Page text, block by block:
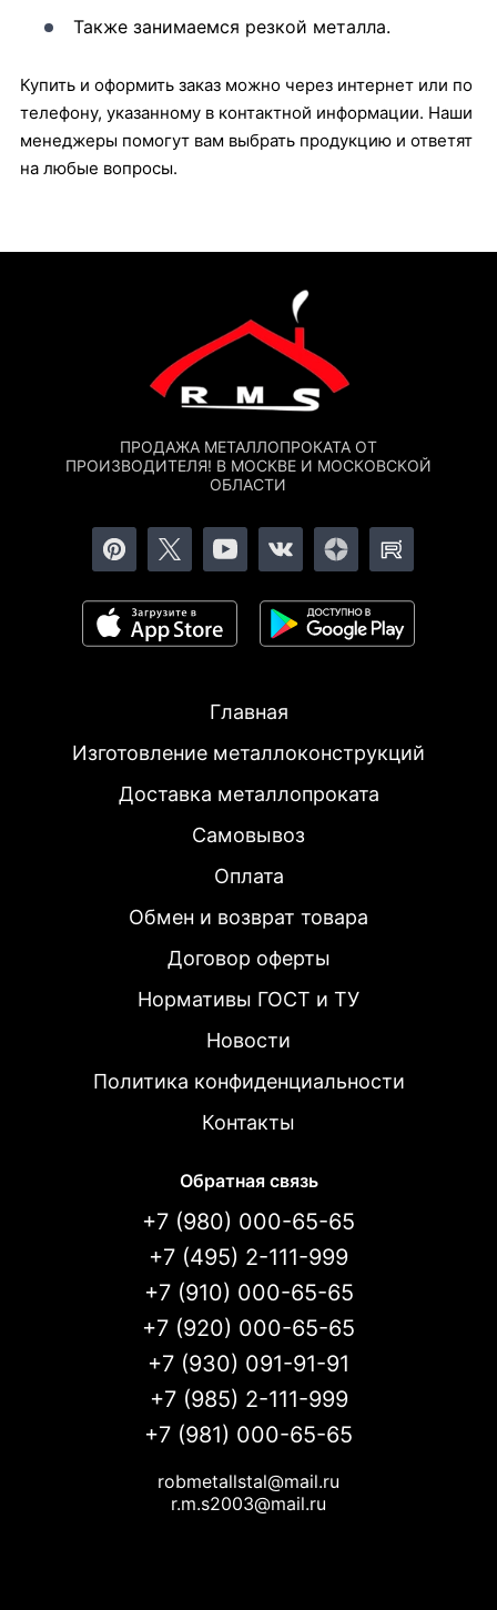
Также занимаемся резкой металла.
Купить и оформить заказ можно через интернет или по
телефону, указанному в контактной информации. Наши
менеджеры помогут вам выбрать продукцию и ответят
на любые вопросы.
ПРОДАЖА МЕТАЛЛОПРОКАТА ОТ
ПРОИЗВОДИТЕЛЯ! В МОСКВЕ И МОСКОВСКОЙ
ОБЛАСТИ
Главная
Изготовление металлоконструкций
Доставка металлопроката
Самовывоз
Оплата
Обмен и возврат товара
Договор оферты
Нормативы ГОСТ и ТУ
Новости
Политика конфиденциальности
Контакты
Обратная связь
+7 (980) 000-65-65
+7 (495) 2-111-999
+7 (910) 000-65-65
+7 (920) 000-65-65
+7 (930) 091-91-91
+7 (985) 2-111-999
+7 (981) 000-65-65
robmetallstal@mail.ru
r.m.s2003@mail.ru